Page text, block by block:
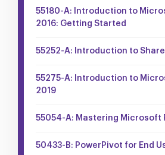
55180-A: Introduction to
2016: Getting Started
55252-A: Introduction to
55275-A: Introduction to
2019
55054-A: Mastering Microsoft
50433-B: PowerPivot for End